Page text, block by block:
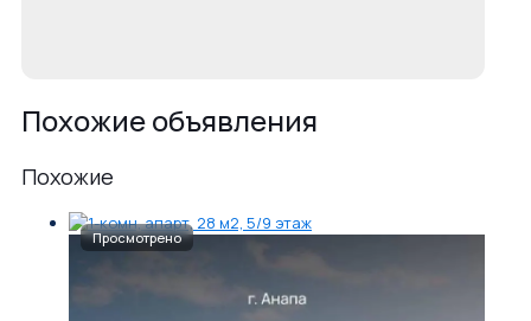
Похожие объявления
Похожие